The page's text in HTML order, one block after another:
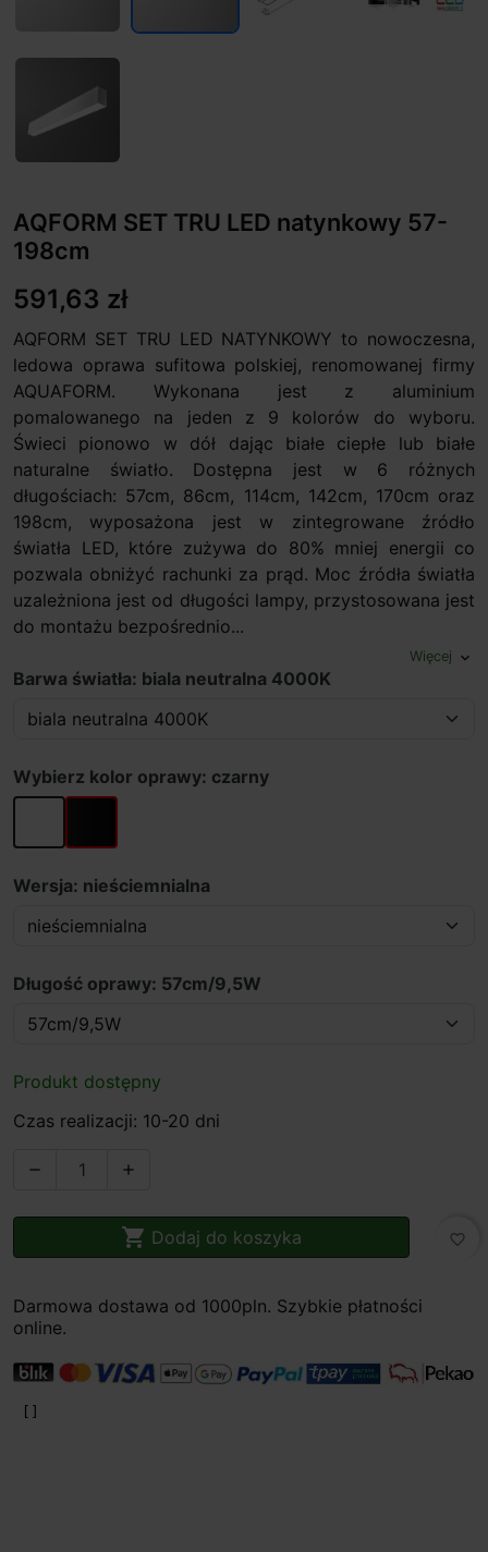
AQFORM SET TRU LED natynkowy 57-
198cm
591,63 zł
AQFORM SET TRU LED NATYNKOWY to nowoczesna,
ledowa oprawa sufitowa polskiej, renomowanej firmy
AQUAFORM. Wykonana jest z aluminium
pomalowanego na jeden z 9 kolorów do wyboru.
Świeci pionowo w dół dając białe ciepłe lub białe
naturalne światło. Dostępna jest w 6 różnych
długościach: 57cm, 86cm, 114cm, 142cm, 170cm oraz
198cm, wyposażona jest w zintegrowane źródło
światła LED, które zużywa do 80% mniej energii co
pozwala obniżyć rachunki za prąd. Moc źródła światła
uzależniona jest od długości lampy, przystosowana jest
do montażu bezpośrednio...
Więcej expand_more
Barwa światła: biala neutralna 4000K
Wybierz kolor oprawy: czarny
biały czarny
Wersja: nieściemnialna
Długość oprawy: 57cm/9,5W
Produkt dostępny
Czas realizacji: 10-20 dni
 
 Dodaj do koszyka favorite_border
Darmowa dostawa od 1000pln. Szybkie płatności
online.